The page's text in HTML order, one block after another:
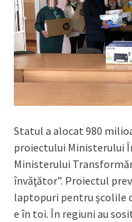
Statul a alocat 980
proiectului Ministerului
Ministerului
învăţător”. Proiectul
laptopuri pentru şcolile
e în toi. În regiuni au